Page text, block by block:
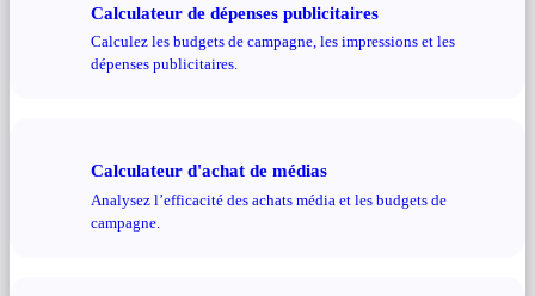
Calculateur de dépenses publicitaires
Calculez les budgets de campagne, les impressions et les
dépenses publicitaires.
Calculateur d'achat de médias
Analysez l’efficacité des achats média et les budgets de
campagne.